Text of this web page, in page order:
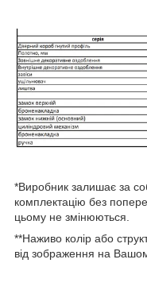
*Виробник залишає за
комплектацію без
цьому не змінюються.
**Наживо колір або
від зображення на